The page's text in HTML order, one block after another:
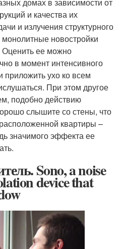
домах в зависимости от
и качества их
и излучения структурного
новостройки
ее можно
в момент интенсивного
ухо ко всем
При этом другое
подобно действию
слышите со стены, что
квартиры –
значимого эффекта ее
Sono, a noise
device that